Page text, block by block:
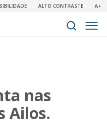
ALTO CONTRASTE A+
nas
Ailos.